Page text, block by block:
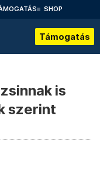
SHOP
Támogatás
is
szerint